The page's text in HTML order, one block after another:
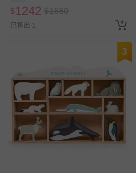
$1242 $1680
已售出 1
3